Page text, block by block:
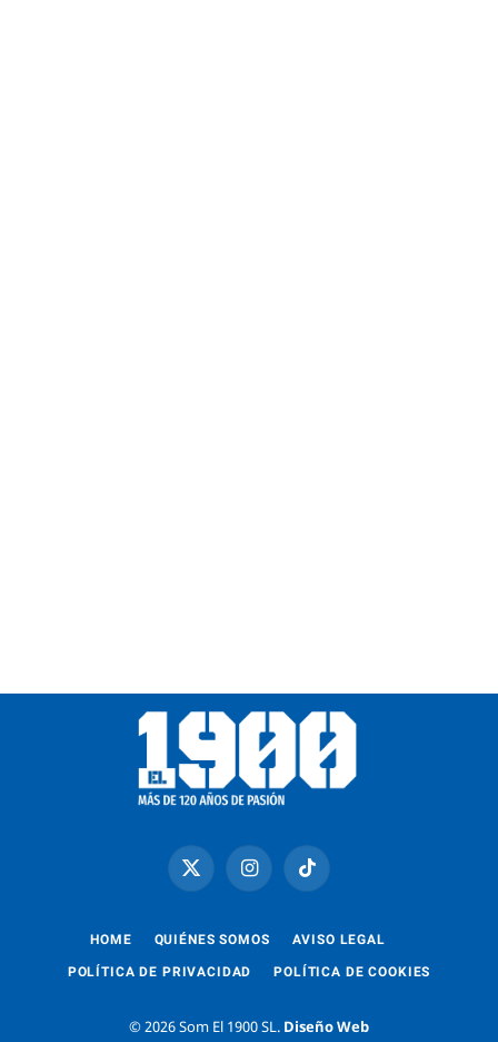
X
(Twitter)
InstagramTikTok
HOME QUIÉNES SOMOS AVISO LEGAL
POLÍTICA DE PRIVACIDAD POLÍTICA DE COOKIES
© 2026 Som El 1900 SL. Diseño Web